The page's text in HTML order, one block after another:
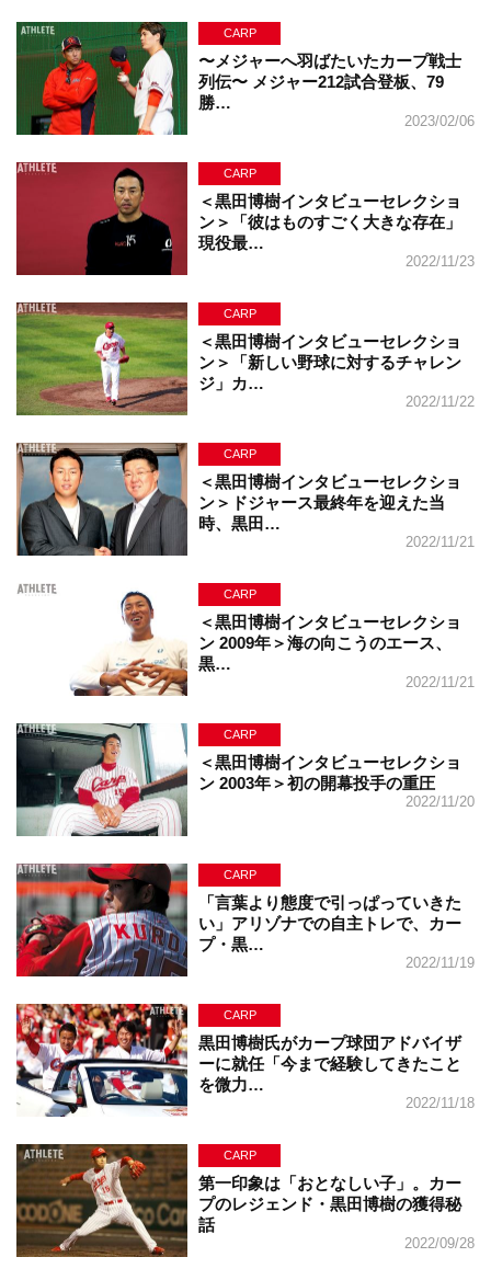
CARP
〜メジャーへ羽ばたいたカープ戦士
列伝〜 メジャー212試合登板、79
勝…
2023/02/06
CARP
＜黒田博樹インタビューセレクショ
ン＞「彼はものすごく大きな存在」
現役最…
2022/11/23
CARP
＜黒田博樹インタビューセレクショ
ン＞「新しい野球に対するチャレン
ジ」カ…
2022/11/22
CARP
＜黒田博樹インタビューセレクショ
ン＞ドジャース最終年を迎えた当
時、黒田…
2022/11/21
CARP
＜黒田博樹インタビューセレクショ
ン 2009年＞海の向こうのエース、
黒…
2022/11/21
CARP
＜黒田博樹インタビューセレクショ
ン 2003年＞初の開幕投手の重圧
2022/11/20
CARP
「言葉より態度で引っぱっていきた
い」アリゾナでの自主トレで、カー
プ・黒…
2022/11/19
CARP
黒田博樹氏がカープ球団アドバイザ
ーに就任「今まで経験してきたこと
を微力…
2022/11/18
CARP
第一印象は「おとなしい子」。カー
プのレジェンド・黒田博樹の獲得秘
話
2022/09/28